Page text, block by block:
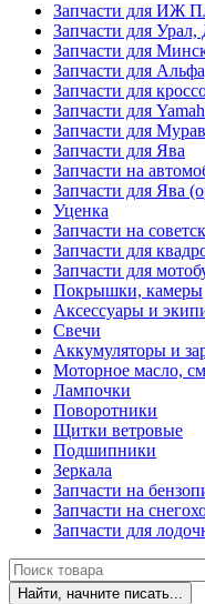
Запчасти для ИЖ
Запчасти для
Запчасти для
Запчасти для
Запчасти для
Запчасти для
Запчасти для
Запчасти для Ява
Запчасти на
Запчасти для Ява
Уценка
Запчасти на
Запчасти для
Запчасти для
Покрышки, камеры
Аксессуары и
Свечи
Аккумуляторы и
Моторное масло,
Лампочки
Поворотники
Щитки ветровые
Подшипники
Зеркала
Запчасти на
Запчасти на
Запчасти для
Найти, начните писать...